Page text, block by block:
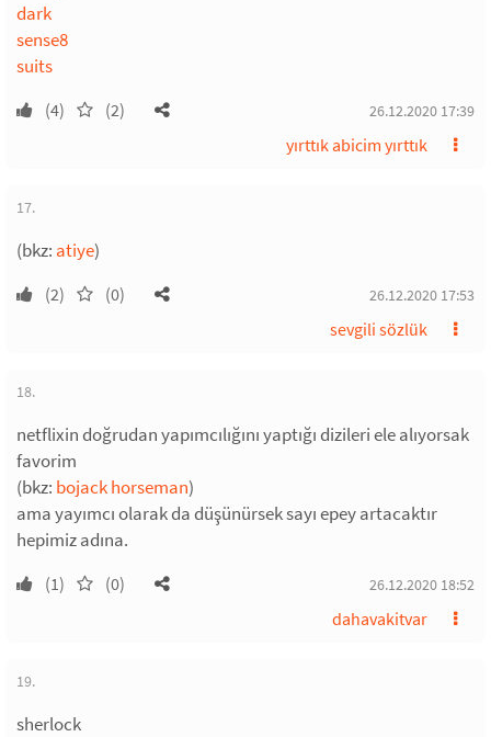
dark
sense8
suits
(4) (2) 26.12.2020 17:39
yırttık abicim yırttık
17.
(bkz: atiye)
(2) (0) 26.12.2020 17:53
sevgili sözlük
18.
netflixin doğrudan yapımcılığını yaptığı dizileri ele alıyorsak
favorim
(bkz: bojack horseman)
ama yayımcı olarak da düşünürsek sayı epey artacaktır
hepimiz adına.
(1) (0) 26.12.2020 18:52
dahavakitvar
19.
sherlock